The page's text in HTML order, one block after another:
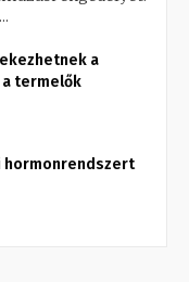
a
termelők
hormonrendszert